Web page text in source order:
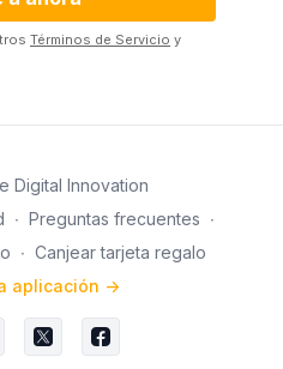
Términos de Servicio y
Digital Innovation
∙ Preguntas frecuentes ∙
∙ Canjear tarjeta regalo
aplicación ->